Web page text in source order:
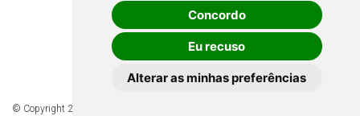
Concordo
Eu recuso
Alterar as minhas preferências
© Copyright 2026 - Todos os direitos reservados à Prefeitura de